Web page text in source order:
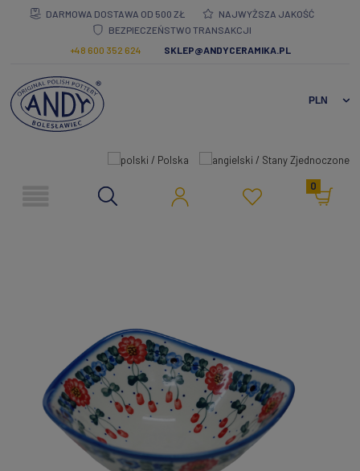
DARMOWA DOSTAWA OD 500 ZŁ
NAJWYŻSZA JAKOŚĆ
BEZPIECZEŃSTWO TRANSAKCJI
+48 600 352 624
SKLEP@ANDYCERAMIKA.PL
0